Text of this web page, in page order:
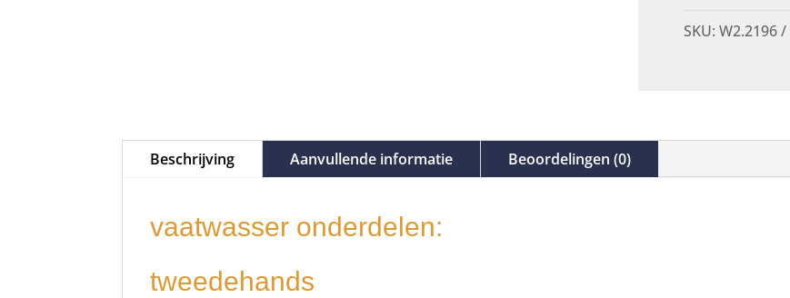
SKU: W2.2196
Beschrijving Aanvullende informatie Beoordelingen (0)
vaatwasser onderdelen:
tweedehands